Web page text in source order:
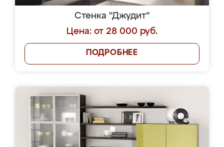
Стенка "Джудит"
Цена: от 28 000 руб.
ПОДРОБНЕЕ